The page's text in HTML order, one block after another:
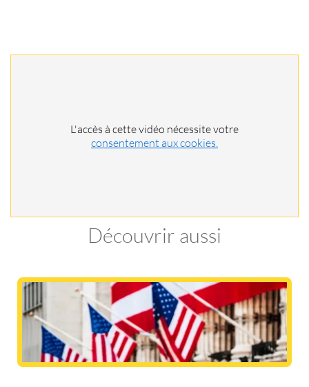
L'accès à cette vidéo nécessite votre
consentement aux cookies.
Découvrir aussi